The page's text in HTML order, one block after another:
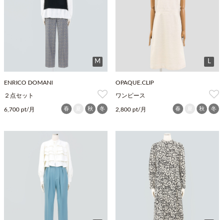
M
ENRICO DOMANI
２点セット
6,700 pt/月 春 秋 冬
L
OPAQUE.CLIP
ワンピース
2,800 pt/月 春 秋 冬